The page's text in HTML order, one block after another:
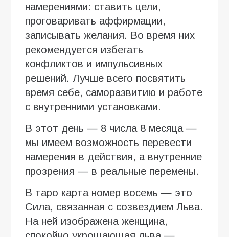
намерениями: ставить цели,
проговаривать аффирмации,
записывать желания. Во время них
рекомендуется избегать
конфликтов и импульсивных
решений. Лучше всего посвятить
время себе, саморазвитию и работе
с внутренними установками.
В этот день — 8 числа 8 месяца —
мы имеем возможность перевести
намерения в действия, а внутренние
прозрения — в реальные перемены.
В таро карта номер восемь — это
Сила, связанная с созвездием Льва.
На ней изображена женщина,